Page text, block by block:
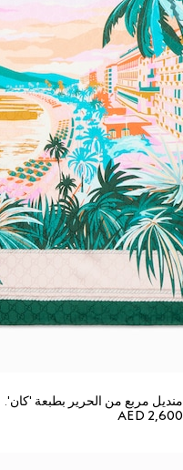
منديل مربع من الحرير بطبعة 'كان'.
AED 2,600